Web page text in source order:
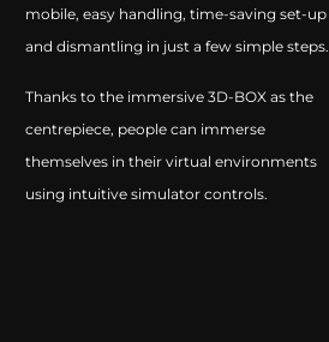
mobile, easy handling, time-saving set-up
and dismantling in just a few simple steps.
Thanks to the immersive 3D-BOX as the
centrepiece, people can immerse
themselves in their virtual environments
using intuitive simulator controls.